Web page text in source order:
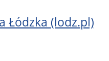
Łódzka (lodz.pl)